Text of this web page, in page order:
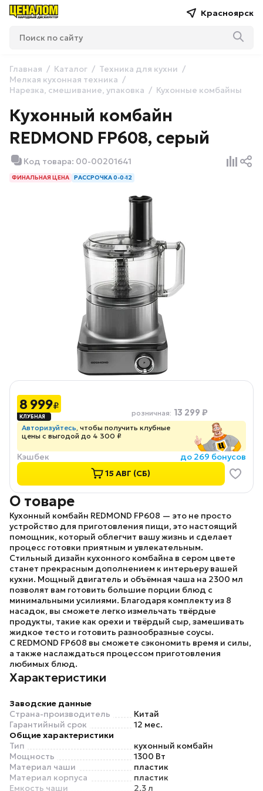
Красноярск
Главная Каталог
Техника для кухни
Мелкая кухонная техника
Нарезка, смешивание, упаковка
Кухонные комбайны
Кухонный комбайн
REDMOND FP608, серый
Код товара: 00-00201641
ФИНАЛЬНАЯ ЦЕНА РАССРОЧКА 0-0-12
8 999₽
розничная: 13 299 ₽
Авторизуйтесь, чтобы получить клубные
цены с выгодой до 4 300 ₽
Кэшбек
до 269 бонусов
15 АВГ (СБ)
О товаре
Кухонный комбайн REDMOND FP608 — это не просто
устройство для приготовления пищи, это настоящий
помощник, который облегчит вашу жизнь и сделает
процесс готовки приятным и увлекательным.
Стильный дизайн кухонного комбайна в сером цвете
станет прекрасным дополнением к интерьеру вашей
кухни. Мощный двигатель и объёмная чаша на 2300 мл
позволят вам готовить большие порции блюд с
минимальными усилиями. Благодаря комплекту из 8
насадок, вы сможете легко измельчать твёрдые
продукты, такие как орехи и твёрдый сыр, замешивать
жидкое тесто и готовить разнообразные соусы.
С REDMOND FP608 вы сможете сэкономить время и силы,
а также наслаждаться процессом приготовления
любимых блюд.
Характеристики
Заводские данные
Страна-производитель
Китай
Гарантийный срок
12 мес.
Общие характеристики
Тип
кухонный комбайн
Мощность
1300 Вт
Материал чаши
пластик
Материал корпуса
пластик
Емкость чаши
2.3 л